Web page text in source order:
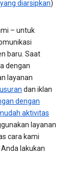
diarsipkan)
– untuk
baru. Saat
dengan
layanan
dan iklan
dengan
aktivitas
layanan
cara kami
lakukan